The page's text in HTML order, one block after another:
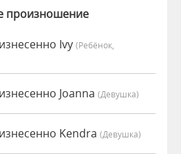
произношение
Ivy (Ребёнок,
Joanna (девушка)
Kendra (девушка)